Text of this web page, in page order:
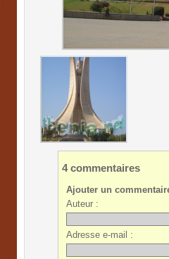
4 commentaires
Ajouter un
Auteur :
Adresse e-mail :